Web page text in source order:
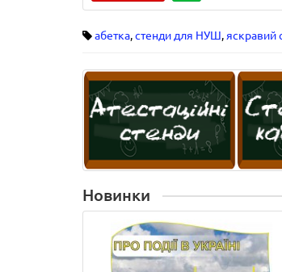
абетка,стенди для НУШ, яскравий
Новинки